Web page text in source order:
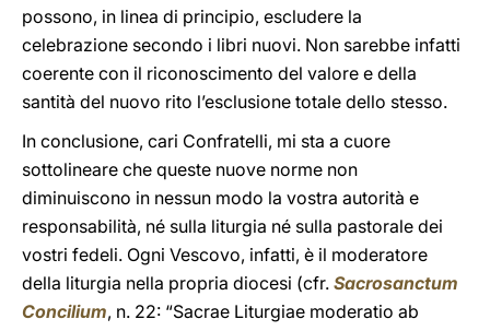
possono, in linea di principio, escludere la
celebrazione secondo i libri nuovi. Non sarebbe infatti
coerente con il riconoscimento del valore e della
santità del nuovo rito l’esclusione totale dello stesso.
In conclusione, cari Confratelli, mi sta a cuore
sottolineare che queste nuove norme non
diminuiscono in nessun modo la vostra autorità e
responsabilità, né sulla liturgia né sulla pastorale dei
vostri fedeli. Ogni Vescovo, infatti, è il moderatore
della liturgia nella propria diocesi (cfr. Sacrosanctum
Concilium, n. 22: “Sacrae Liturgiae moderatio ab